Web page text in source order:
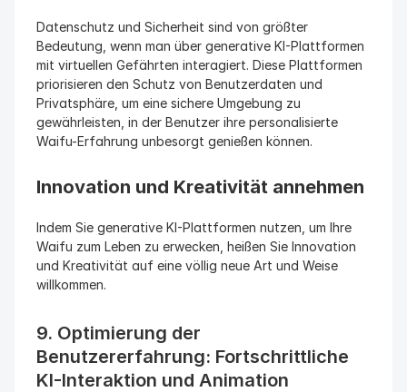
Datenschutz und Sicherheit sind von größter
Bedeutung, wenn man über generative KI-Plattformen
mit virtuellen Gefährten interagiert. Diese Plattformen
priorisieren den Schutz von Benutzerdaten und
Privatsphäre, um eine sichere Umgebung zu
gewährleisten, in der Benutzer ihre personalisierte
Waifu-Erfahrung unbesorgt genießen können.
Innovation und Kreativität annehmen
Indem Sie generative KI-Plattformen nutzen, um Ihre
Waifu zum Leben zu erwecken, heißen Sie Innovation
und Kreativität auf eine völlig neue Art und Weise
willkommen.
9. Optimierung der
Benutzererfahrung: Fortschrittliche
KI-Interaktion und Animation